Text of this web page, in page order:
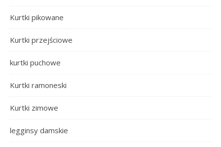
Kurtki pikowane
Kurtki przejściowe
kurtki puchowe
Kurtki ramoneski
Kurtki zimowe
legginsy damskie